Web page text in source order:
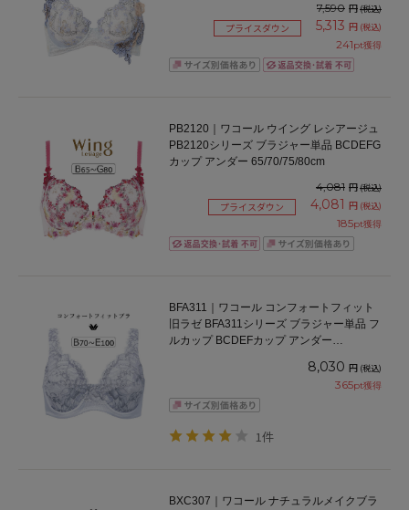
7,590 円(税込)
プライスダウン 5,313 円 (税込)
241pt獲得
PB2120｜ワコール ウイング レシアージュ
PB2120シリーズ ブラジャー単品 BCDEFG
カップ アンダー 65/70/75/80cm
4,081 円(税込)
プライスダウン 4,081 円 (税込)
185pt獲得
BFA311｜ワコール コンフォートフィット
旧ラゼ BFA311シリーズ ブラジャー単品 フ
ルカップ BCDEFカップ アンダー
8,030 円 (税込)
365pt獲得
1件
BXC307｜ワコール ナチュラルメイクブラ